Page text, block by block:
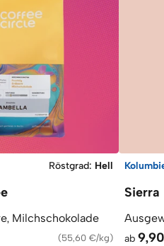
Röstgrad: Hell
Milchschokolade
(55,60 €/kg)
Sierra
ab